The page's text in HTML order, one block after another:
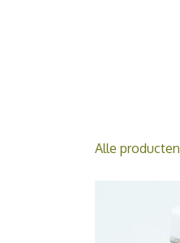
Alle producten